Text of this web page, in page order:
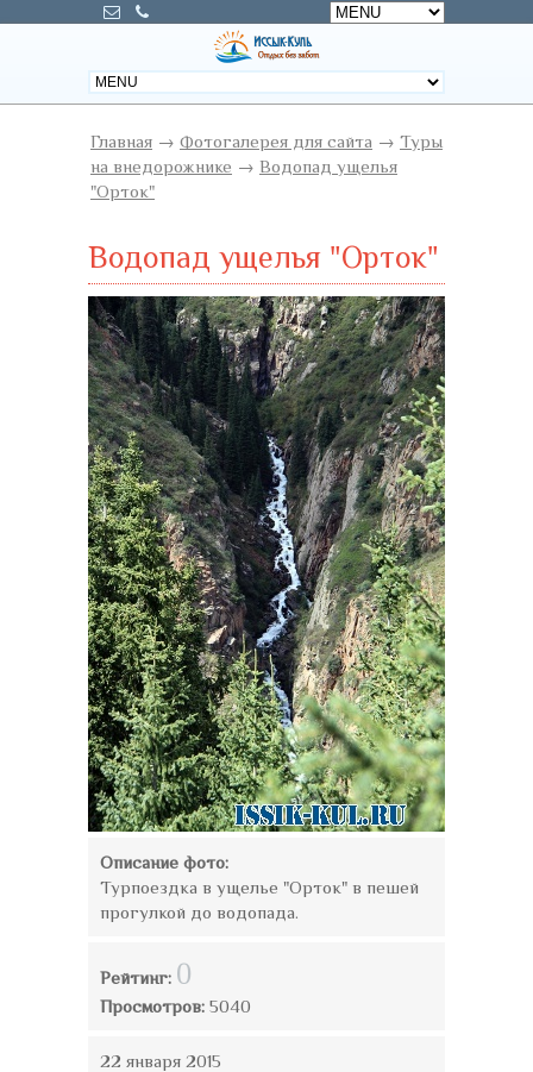
Главная → Фотогалерея для сайта → Туры
на внедорожнике → Водопад ущелья
"Орток"
Водопад ущелья "Орток"
Описание фото:
Турпоездка в ущелье "Орток" в пешей
прогулкой до водопада.
Рейтинг: 0
Просмотров: 5040
22 января 2015